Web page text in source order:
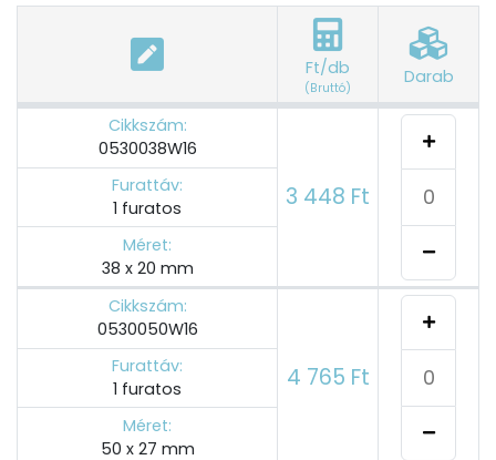
Ft/db
(Bruttó)
Darab
Cikkszám:
0530038W16
3 448 Ft
Furattáv:
1 furatos
Méret:
38 x 20 mm
Cikkszám:
0530050W16
4 765 Ft
Furattáv:
1 furatos
Méret:
50 x 27 mm